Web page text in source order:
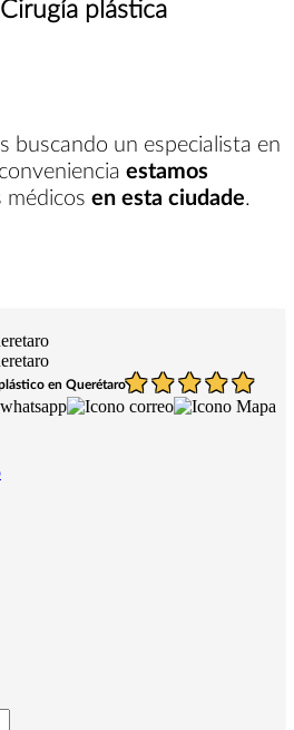
plástica
buscando un especialista en
estamos
médicos en esta ciudade.
en Querétaro